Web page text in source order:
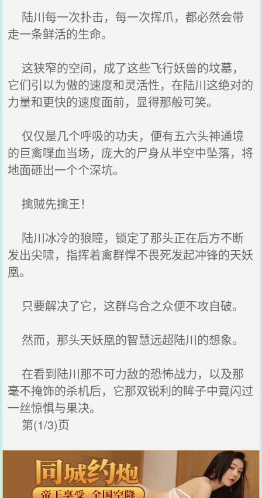
陆川每一次扑击，每一次挥爪，都必然会带
走一条鲜活的生命。
这狭窄的空间，成了这些飞行妖兽的坟墓，
它们引以为傲的速度和灵活性，在陆川这绝对的
力量和更快的速度面前，显得那般可笑。
仅仅是几个呼吸的功夫，便有五六头神通境
的巨禽喋血当场，庞大的尸身从半空中坠落，将
地面砸出一个个深坑。
擒贼先擒王！
陆川冰冷的狼瞳，锁定了那头正在后方不断
发出尖啸，指挥着禽群悍不畏死发起冲锋的天妖
凰。
只要解决了它，这群乌合之众便不攻自破。
然而，那头天妖凰的智慧远超陆川的想象。
在看到陆川那不可力敌的恐怖战力，以及那
毫不掩饰的杀机后，它那双锐利的眸子中竟闪过
一丝惊惧与果决。
第(1/3)页